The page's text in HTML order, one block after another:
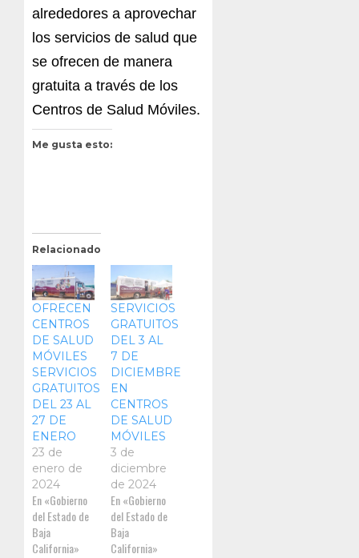
alrededores a aprovechar
los servicios de salud que
se ofrecen de manera
gratuita a través de los
Centros de Salud Móviles.
Me gusta esto:
Relacionado
OFRECEN
CENTROS
DE SALUD
MÓVILES
SERVICIOS
GRATUITOS
DEL 23 AL
27 DE
ENERO
23 de
enero de
2024
En «Gobierno
del Estado de
Baja
California»
SERVICIOS
GRATUITOS
DEL 3 AL
7 DE
DICIEMBRE
EN
CENTROS
DE SALUD
MÓVILES
3 de
diciembre
de 2024
En «Gobierno
del Estado de
Baja
California»